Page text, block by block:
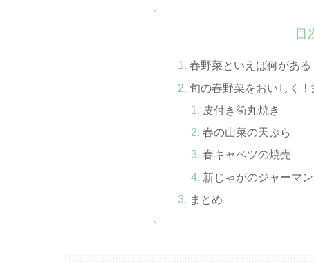
目
春野菜といえば何がある
旬の春野菜をおいしく
皮付き筍丸焼き
春の山菜の天ぷら
春キャベツの焼売
新じゃがのジャーマン
まとめ